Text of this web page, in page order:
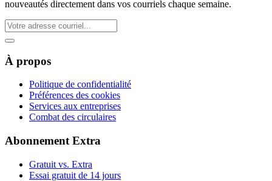
nouveautés directement dans vos courriels chaque semaine.
À propos
Politique de confidentialité
Préférences des cookies
Services aux entreprises
Combat des circulaires
Abonnement Extra
Gratuit vs. Extra
Essai gratuit de 14 jours